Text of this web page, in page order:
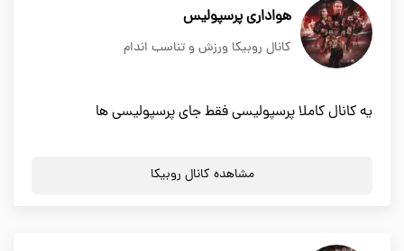
هواداری پرسپولیس
کانال روبیکا ورزش و تناسب اندام
یه کانال کاملا پرسپولیسی فقط جای پرسپولیسی ها
مشاهده کانال روبیکا